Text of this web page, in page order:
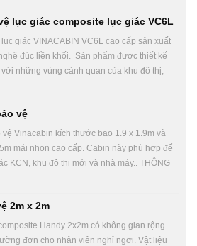
lục giác composite lục giác VC6L
giác VINACABIN VC6L cao cấp sản xuất
đúc liền khối. Sản phẩm được thiết kế
những vùng cảnh quan của khu đô thị,
vệ
vệ Vinacabin kích thước bao 1.9 x 1.9m và
mái nhọn cao cấp. Cabin này phù hợp để
KCN, khu đô thị mới và nhà máy.. THÔNG
2m x 2m
Handy 2x2m có không gian rộng
đơn cho nhân viên nghỉ ngơi. Vật liệu